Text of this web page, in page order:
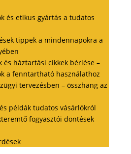
és etikus gyártás a tudatos
tippek a mindennapokra a
és háztartási cikkek bérlése –
a fenntartható használathoz
tervezésben – összhang az
példák tudatos vásárlókról
fogyasztói döntések